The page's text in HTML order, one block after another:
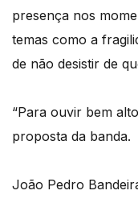
presença nos
temas como a
de não desistir de
“Para ouvir bem
proposta da banda.
João Pedro